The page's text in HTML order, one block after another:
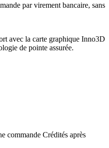
par virement bancaire, sans
avec la carte graphique Inno3D
de pointe assurée.
commande Crédités après